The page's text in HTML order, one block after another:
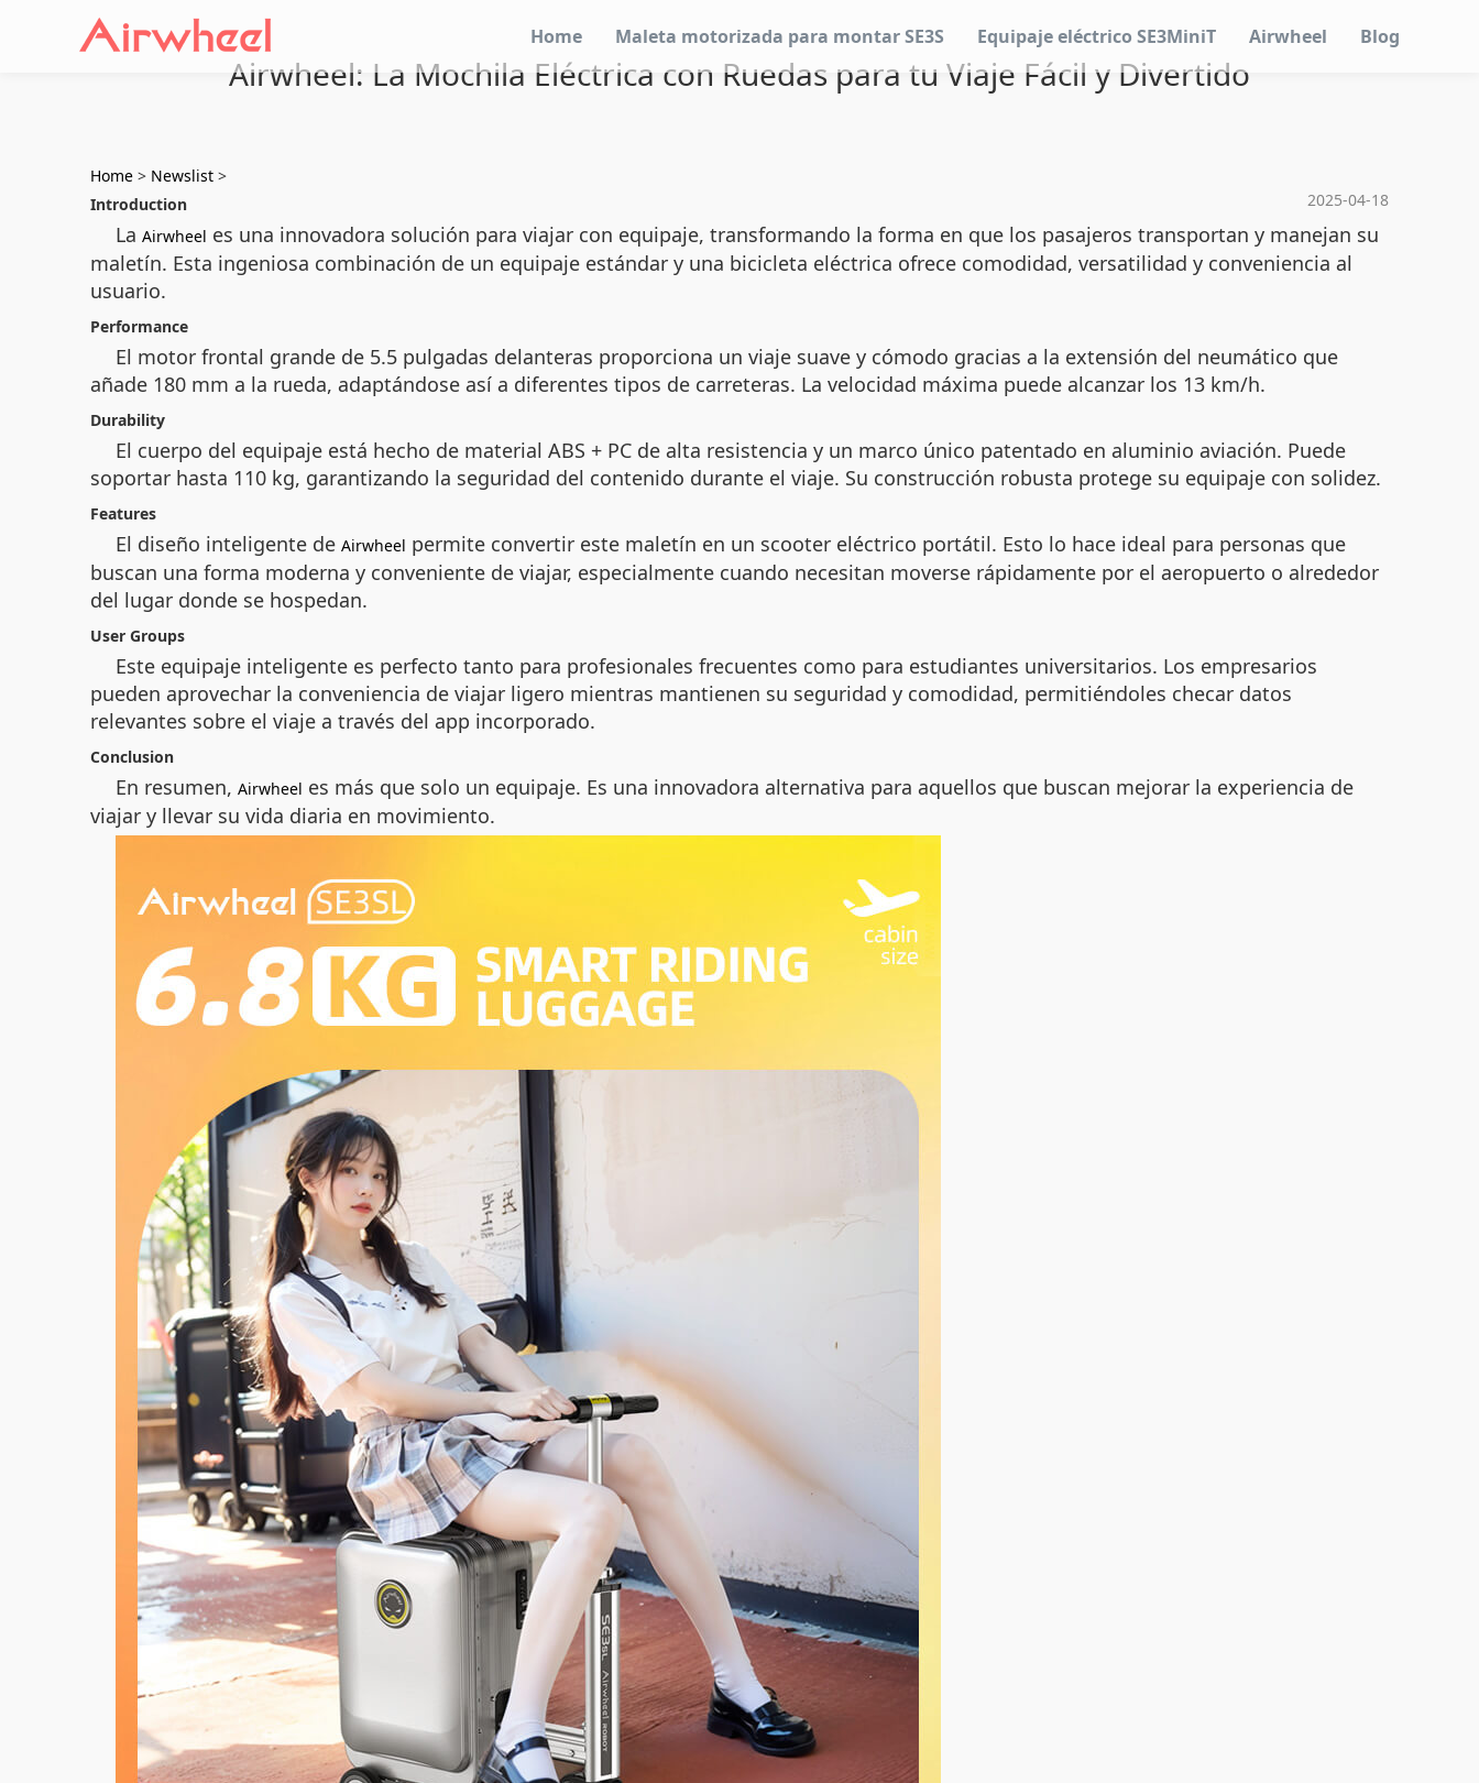
Home Maleta motorizada para montar SE3S Equipaje eléctrico SE3MiniT Airwheel Blog
Airwheel: La Mochila Eléctrica con Ruedas para tu Viaje Fácil y Divertido
Home > Newslist >
2025-04-18
Introduction
La Airwheel es una innovadora solución para viajar con equipaje, transformando la forma en que los pasajeros transportan y manejan su
maletín. Esta ingeniosa combinación de un equipaje estándar y una bicicleta eléctrica ofrece comodidad, versatilidad y conveniencia al
usuario.
Performance
El motor frontal grande de 5.5 pulgadas delanteras proporciona un viaje suave y cómodo gracias a la extensión del neumático que
añade 180 mm a la rueda, adaptándose así a diferentes tipos de carreteras. La velocidad máxima puede alcanzar los 13 km/h.
Durability
El cuerpo del equipaje está hecho de material ABS + PC de alta resistencia y un marco único patentado en aluminio aviación. Puede
soportar hasta 110 kg, garantizando la seguridad del contenido durante el viaje. Su construcción robusta protege su equipaje con solidez.
Features
El diseño inteligente de Airwheel permite convertir este maletín en un scooter eléctrico portátil. Esto lo hace ideal para personas que
buscan una forma moderna y conveniente de viajar, especialmente cuando necesitan moverse rápidamente por el aeropuerto o alrededor
del lugar donde se hospedan.
User Groups
Este equipaje inteligente es perfecto tanto para profesionales frecuentes como para estudiantes universitarios. Los empresarios
pueden aprovechar la conveniencia de viajar ligero mientras mantienen su seguridad y comodidad, permitiéndoles checar datos
relevantes sobre el viaje a través del app incorporado.
Conclusion
En resumen, Airwheel es más que solo un equipaje. Es una innovadora alternativa para aquellos que buscan mejorar la experiencia de
viajar y llevar su vida diaria en movimiento.